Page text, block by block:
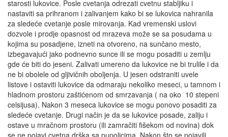
starosti lukovice. Posle cvetanja odrezati cvetnu stabljiku i
nastaviti sa prihranom i zalivanjem kako bi se lukovica nahranila
za sledeće cvetanje posle mirovanja. Kad vremenski uslovi
dozvole i prodje opasnost od mrazeva može se sa posudama u
kojima su posadjene, izneti na otvoreno, na sunčano mesto,
izbegavajući jako podnevno sunce ili se mogu posaditi u zemlju
gde će biti do jeseni. Zalivati umereno da lukovice ne bi trulile i da
ne bi obolele od gljivičnih oboljenja. U jesen odstraniti uvele
listove i ostaviti lukovice da odmaraju nekoliko meseci, u tamnom i
hladnom prostoru zaštićenom od smrzavanja ( na oko 10 stepeni
celsijusa). Nakon 3 meseca lukovice se mogu ponovo posaditi za
sledeće cvetanje. Drugi način je da se lukovice posade, zaliju i
ostave u mračnom prostoru (ili zamračiti fišekom od novina) dok
se ne pojavi cvetna drška sa pupoljcima. Nakon što se pojavili